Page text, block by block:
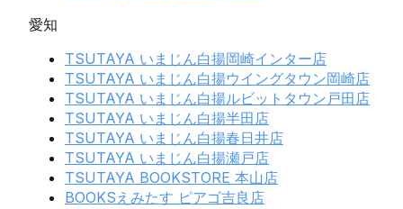
愛知
TSUTAYA いまじん白揚岡崎インター店
TSUTAYA いまじん白揚ウイングタウン岡崎店
TSUTAYA いまじん白揚ルビットタウン戸田店
TSUTAYA いまじん白揚半田店
TSUTAYA いまじん白揚春日井店
TSUTAYA いまじん白揚瀬戸店
TSUTAYA BOOKSTORE 本山店
BOOKSえみたす ピアゴ吉良店